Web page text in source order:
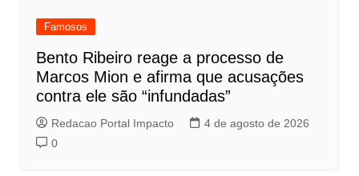
Famosos
Bento Ribeiro reage a processo de
Marcos Mion e afirma que acusações
contra ele são “infundadas”
Redacao Portal Impacto
4 de agosto de 2026
0